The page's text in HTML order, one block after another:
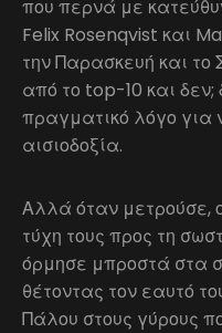
που περνά με
Felix Rosenqvist και
την Παρασκευή και το
από το top-10 και
πραγματικό λόγο για
αισιοδοξία.
Αλλά όταν μετρούσε,
τύχη τους προς τη
όρμησε μπροστά στα
θέτοντας τον εαυτό
Πάλου στους γύρους